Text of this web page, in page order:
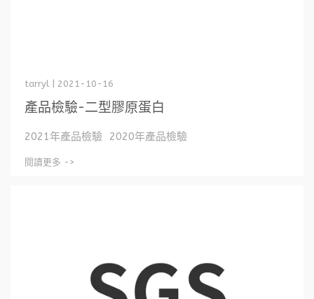
產品檢驗-二型膠原蛋白
tarryl | 2021-10-16
2021年產品檢驗 2020年產品檢驗
閱讀更多 ->